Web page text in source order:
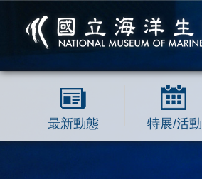
跳到主要內容區塊
最新動態 特展/活動